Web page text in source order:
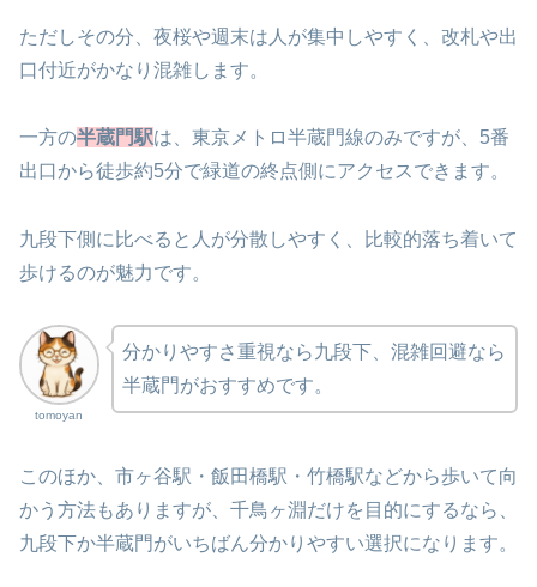
ただしその分、夜桜や週末は人が集中しやすく、改札や出
口付近がかなり混雑します。
一方の半蔵門駅は、東京メトロ半蔵門線のみですが、5番
出口から徒歩約5分で緑道の終点側にアクセスできます。
九段下側に比べると人が分散しやすく、比較的落ち着いて
歩けるのが魅力です。
tomoyan
分かりやすさ重視なら九段下、混雑回避なら
半蔵門がおすすめです。
このほか、市ヶ谷駅・飯田橋駅・竹橋駅などから歩いて向
かう方法もありますが、千鳥ヶ淵だけを目的にするなら、
九段下か半蔵門がいちばん分かりやすい選択になります。